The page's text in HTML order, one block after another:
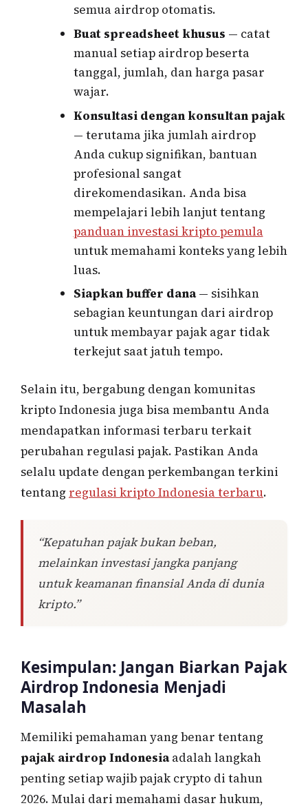
semua airdrop otomatis.
Buat spreadsheet khusus — catat
manual setiap airdrop beserta
tanggal, jumlah, dan harga pasar
wajar.
Konsultasi dengan konsultan pajak
— terutama jika jumlah airdrop
Anda cukup signifikan, bantuan
profesional sangat
direkomendasikan. Anda bisa
mempelajari lebih lanjut tentang
panduan investasi kripto pemula
untuk memahami konteks yang lebih
luas.
Siapkan buffer dana— sisihkan
sebagian keuntungan dari airdrop
untuk membayar pajak agar tidak
terkejut saat jatuh tempo.
Selain itu, bergabung dengan komunitas
kripto Indonesia juga bisa membantu Anda
mendapatkan informasi terbaru terkait
perubahan regulasi pajak. Pastikan Anda
selalu update dengan perkembangan terkini
tentang regulasi kripto Indonesia terbaru.
“Kepatuhan pajak bukan beban,
melainkan investasi jangka panjang
untuk keamanan finansial Anda di dunia
kripto.”
Kesimpulan: Jangan Biarkan Pajak
Airdrop Indonesia Menjadi
Masalah
Memiliki pemahaman yang benar tentang
pajak airdrop Indonesiaadalah langkah
penting setiap wajib pajak crypto di tahun
2026. Mulai dari memahami dasar hukum,